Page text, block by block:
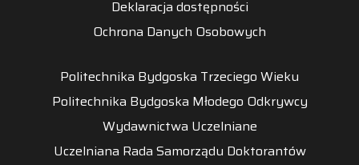
Deklaracja dostępności
Ochrona Danych Osobowych
Politechnika Bydgoska Trzeciego Wieku
Politechnika Bydgoska Młodego Odkrywcy
Wydawnictwa Uczelniane
Uczelniana Rada Samorządu Doktorantów